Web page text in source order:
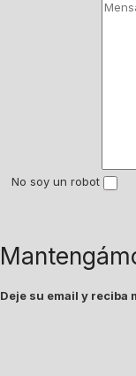
No soy un robot
Deje su email y reciba